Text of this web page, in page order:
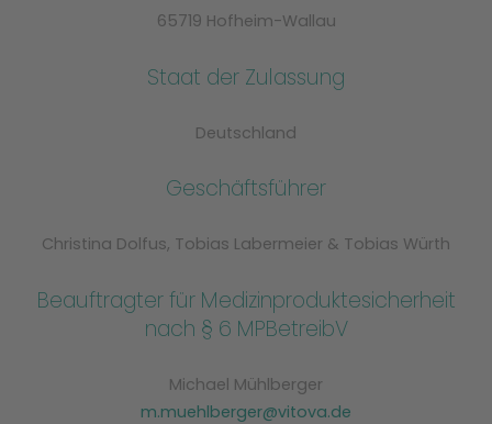
65719 Hofheim-Wallau
Staat der Zulassung
Deutschland
Geschäftsführer
Christina Dolfus, Tobias Labermeier & Tobias Würth
Beauftragter für Medizinproduktesicherheit
nach § 6 MPBetreibV
Michael Mühlberger
m.muehlberger@vitova.de